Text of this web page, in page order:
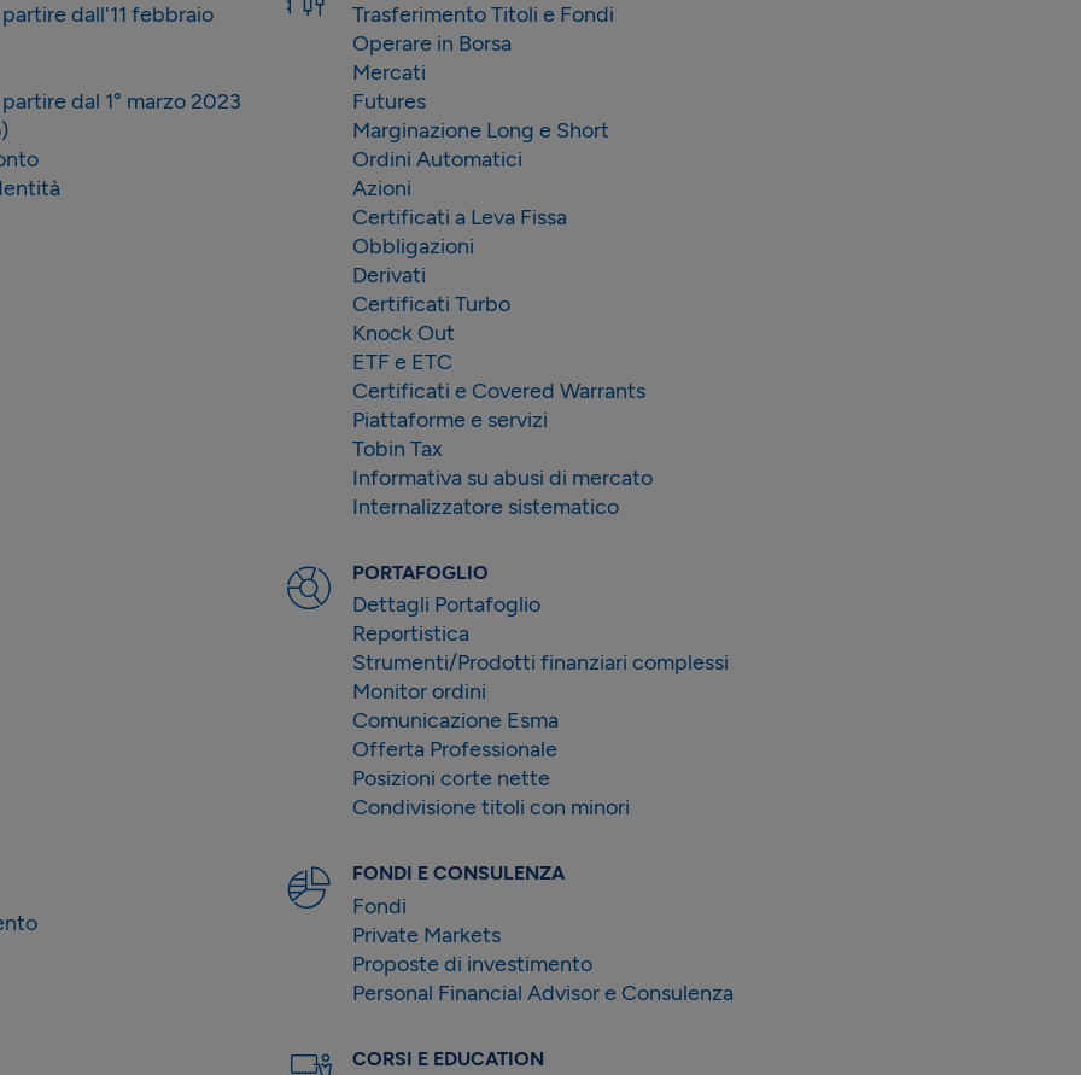
dall'11 febbraio
dal 1° marzo 2023
Trasferimento Titoli e Fondi
Operare in Borsa
Mercati
Futures
Marginazione Long e Short
Ordini Automatici
Azioni
Certificati a Leva Fissa
Obbligazioni
Derivati
Certificati Turbo
Knock Out
ETF e ETC
Certificati e Covered Warrants
Piattaforme e servizi
Tobin Tax
Informativa su abusi di mercato
Internalizzatore sistematico
PORTAFOGLIO
Dettagli Portafoglio
Reportistica
Strumenti/Prodotti finanziari complessi
Monitor ordini
Comunicazione Esma
Offerta Professionale
Posizioni corte nette
Condivisione titoli con minori
FONDI E CONSULENZA
Fondi
Private Markets
Proposte di investimento
Personal Financial Advisor e Consulenza
CORSI E EDUCATION